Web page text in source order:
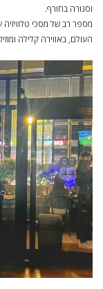
וסגורה בחורף.
מספר רב של מסכי טלוויזיה
העולם, באווירה קלילה